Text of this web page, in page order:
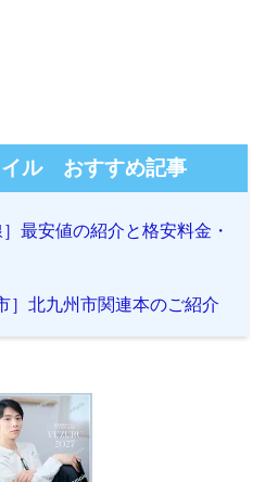
イル おすすめ記事
最安値の紹介と格安料金・
］北九州市関連本のご紹介